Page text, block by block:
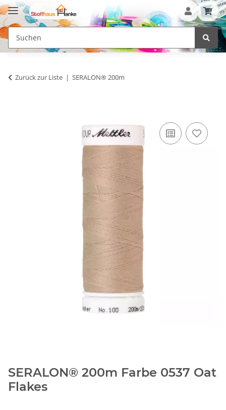
Zurück zur Liste SERALON® 200m
SERALON® 200m Farbe 0537 Oat
Flakes